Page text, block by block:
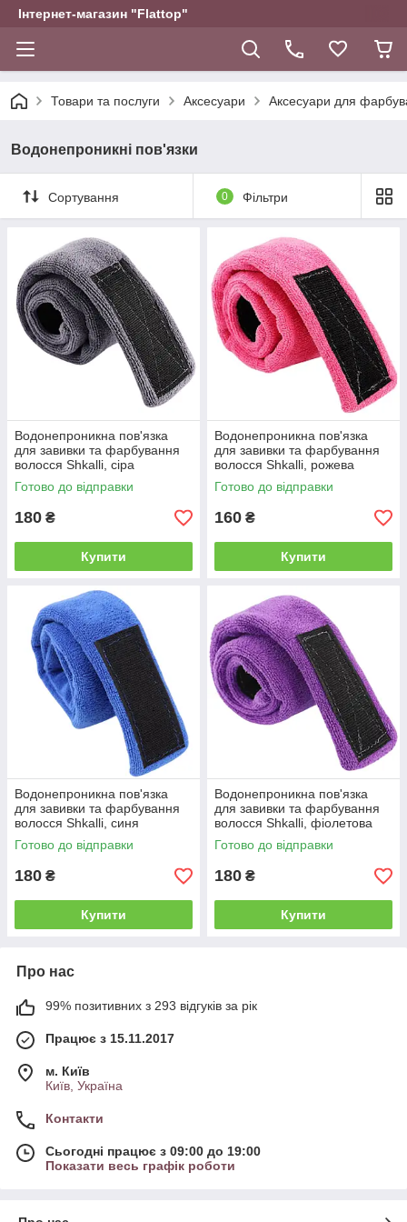
Інтернет-магазин "Flattop"
Товари та послуги Аксесуари Аксесуари для
Водонепроникні пов'язки
Сортування 0 Фільтри
Водонепроникна пов'язка
для завивки та фарбування
волосся Shkalli, сіра
(SH1015-GRE)
Готово до відправки
180 ₴
Купити
Водонепроникна пов'язка
для завивки та фарбування
волосся Shkalli, рожева
(SH1015-PN)
Готово до відправки
160 ₴
Купити
Водонепроникна пов'язка
для завивки та фарбування
волосся Shkalli, синя
(SH1015-BLU)
Готово до відправки
180 ₴
Купити
Водонепроникна пов'язка
для завивки та фарбування
волосся Shkalli, фіолетова
(SH1015-VIO)
Готово до відправки
180 ₴
Купити
Про нас
99% позитивних з 293 відгуків за рік
Працює з 15.11.2017
м. Київ
Київ, Україна
Контакти
Сьогодні працює з 09:00 до 19:00
Показати весь графік роботи